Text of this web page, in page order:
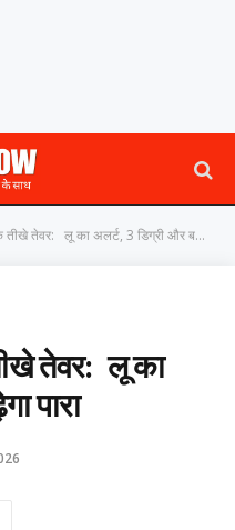
तेवर: लू का अलर्ट, 3 डिग्री और बढ़ेगा पारा
तेवर: लू का
पारा